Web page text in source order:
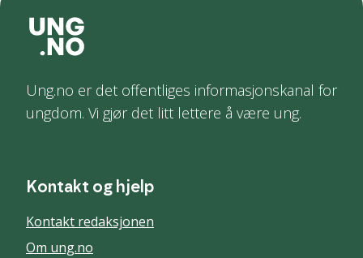
Ung.no er det offentliges informasjonskanal for
ungdom. Vi gjør det litt lettere å være ung.
Kontakt og hjelp
Kontakt redaksjonen
Om ung.no